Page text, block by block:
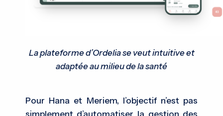
La plateforme d’Ordelia se veut intuitive et
adaptée au milieu de la santé
Pour Hana et Meriem, l’objectif n’est pas
simplement d’automatiser la gestion des